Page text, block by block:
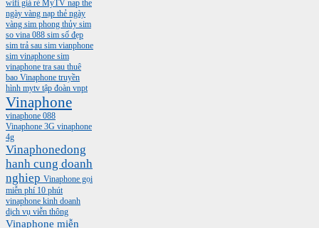
wifi giá rẻ MyTV nap the
ngày vàng nạp thẻ ngày
vàng sim phong thủy sim
so vina 088 sim số đẹp
sim trả sau sim vianphone
sim vinaphone sim
vinaphone tra sau thuê
bao Vinaphone truyền
hình mytv tập đoàn vnpt
Vinaphone
vinaphone 088
Vinaphone 3G vinaphone
4g
Vinaphonedong
hanh cung doanh
nghiep Vinaphone gọi
miễn phí 10 phút
vinaphone kinh doanh
dịch vụ viễn thông
Vinaphone miễn